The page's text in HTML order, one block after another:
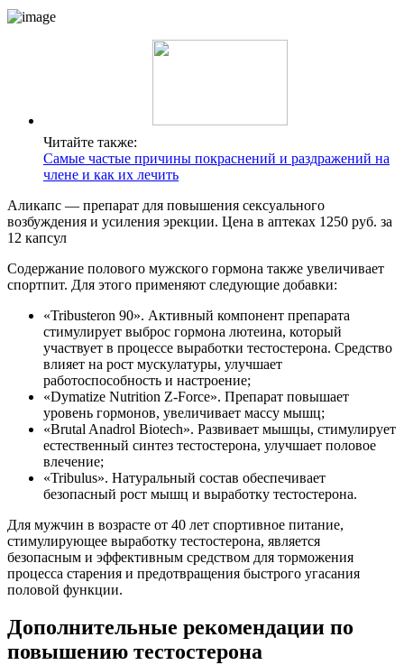
Читайте также:
Самые частые причины покраснений и раздражений на
члене и как их лечить
Аликапс — препарат для повышения сексуального
возбуждения и усиления эрекции. Цена в аптеках 1250 руб. за
12 капсул
Содержание полового мужского гормона также увеличивает
спортпит. Для этого применяют следующие добавки:
«Tribusteron 90». Активный компонент препарата
стимулирует выброс гормона лютеина, который
участвует в процессе выработки тестостерона. Средство
влияет на рост мускулатуры, улучшает
работоспособность и настроение;
«Dymatize Nutrition Z-Force». Препарат повышает
уровень гормонов, увеличивает массу мышц;
«Brutal Anadrol Biotech». Развивает мышцы, стимулирует
естественный синтез тестостерона, улучшает половое
влечение;
«Tribulus». Натуральный состав обеспечивает
безопасный рост мышц и выработку тестостерона.
Для мужчин в возрасте от 40 лет спортивное питание,
стимулирующее выработку тестостерона, является
безопасным и эффективным средством для торможения
процесса старения и предотвращения быстрого угасания
половой функции.
Дополнительные рекомендации по
повышению тестостерона